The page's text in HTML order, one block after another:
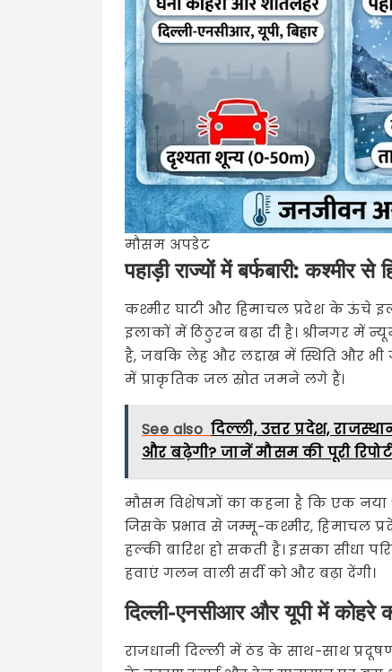
मौसम अपडेट
पहाड़ी राज्यों में बर्फबारी:
कश्मीर घाटी और हिमाचल प्रदेश के ऊंचे
इलाकों में ठिठुरन बढ़ा दी है। श्रीनगर में
है, जबकि लेह और लद्दाख में स्थिति और भी
में प्राकृतिक जल स्रोत जमने लगे हैं।
See also दिल्ली, उत्तर प्रदेश,
और बढ़ेगी? जानें मौसम की पूरी
मौसम विशेषज्ञों का कहना है कि एक नया
जिसके प्रभाव से जम्मू-कश्मीर, हिमाचल
हल्की बारिश हो सकती है। इसका सीधा
हवाएं गलन वाली सर्दी को और बढ़ा देंगी।
दिल्ली-एनसीआर और यूपी में कोहरे
राजधानी दिल्ली में ठंड के साथ-साथ